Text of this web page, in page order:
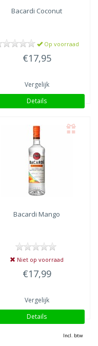
Bacardi Coconut
Op voorraad
€17,95
Vergelijk
Details
Bacardi Mango
Niet op voorraad
€17,99
Vergelijk
Details
Incl. btw